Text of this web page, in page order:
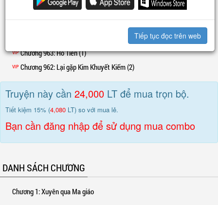
chính đạo công pháp
Chương 966: Gặp nhau (2)
VIP Chương 963: Hồ Tiên (1)
VIP Chương 962: Lại gặp Kim Khuyết Kiếm (2)
Truyện này cần 24,000 LT để mua trọn bộ.
Tiết kiệm 15% (4,080 LT) so với mua lẻ.
Bạn cần đăng nhập để sử dụng mua combo
DANH SÁCH CHƯƠNG
Chương 1: Xuyên qua Ma giáo
Tiếp tục đọc trên web